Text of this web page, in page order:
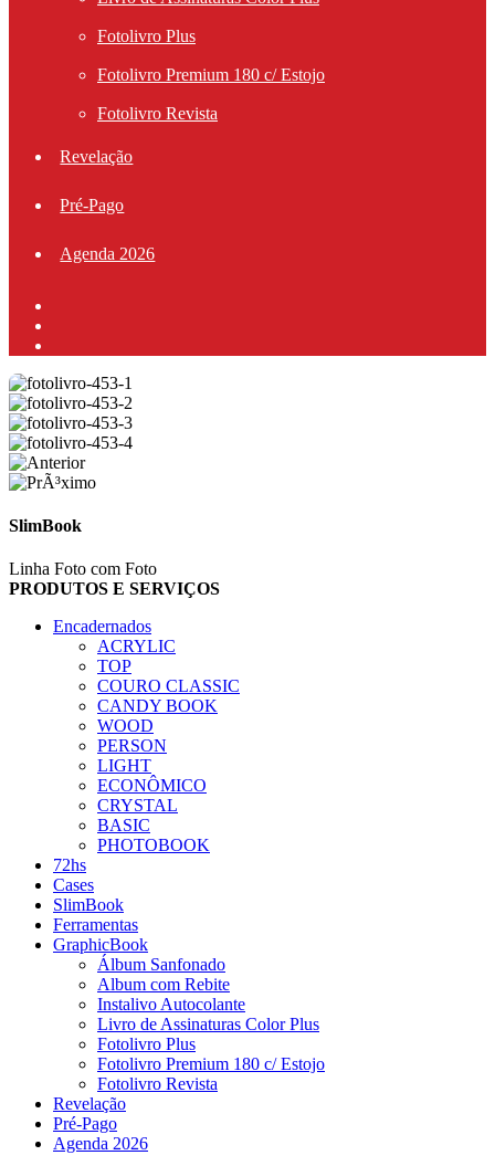
Fotolivro Plus
Fotolivro Premium 180 c/ Estojo
Fotolivro Revista
Revelação
Pré-Pago
Agenda 2026
SlimBook
Linha Foto com Foto
PRODUTOS E SERVIÇOS
Encadernados
ACRYLIC
TOP
COURO CLASSIC
CANDY BOOK
WOOD
PERSON
LIGHT
ECONÔMICO
CRYSTAL
BASIC
PHOTOBOOK
72hs
Cases
SlimBook
Ferramentas
GraphicBook
Álbum Sanfonado
Album com Rebite
Instalivo Autocolante
Livro de Assinaturas Color Plus
Fotolivro Plus
Fotolivro Premium 180 c/ Estojo
Fotolivro Revista
Revelação
Pré-Pago
Agenda 2026